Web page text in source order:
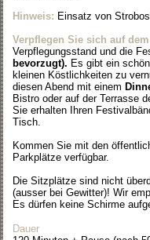
Hinweis: Einsatz von
Verpflegen Sie sich auf
Verpflegungsstand und die
bevorzugt). Es gibt ein
kleinen Köstlichkeiten zu
diesen Abend mit einem
Bistro oder auf der Terrasse
Sie erhalten Ihren
Tisch.
Kommen Sie mit den
Parkplätze verfügbar.
Die Sitzplätze sind nicht
(ausser bei Gewitter)! Wir
Es dürfen keine Schirme
Dauer